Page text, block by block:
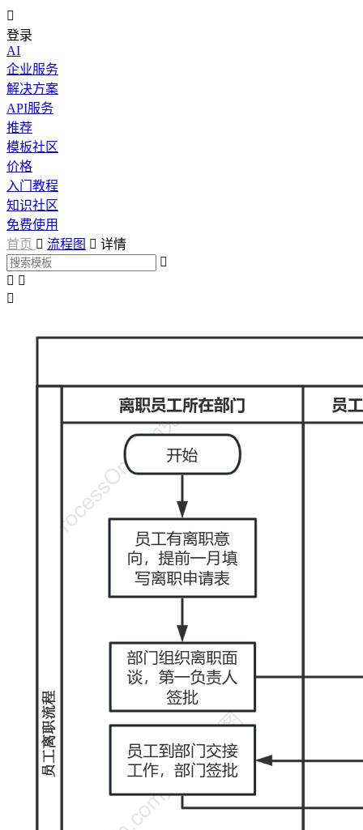

登录
AI
企业服务
解决方案
API服务
推荐
模板社区
价格
入门教程
知识社区
免费使用
首页  流程图  详情

 
